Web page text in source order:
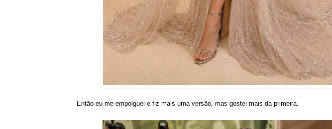
Então eu me empolguei e fiz mais uma versão, mas gostei mais da primeira.